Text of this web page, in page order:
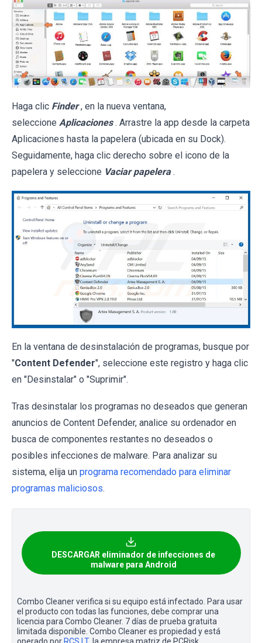
Haga clic Finder , en la nueva ventana,
seleccione Aplicaciones . Arrastre la app desde la carpeta
Aplicaciones hasta la papelera (ubicada en su Dock).
Seguidamente, haga clic derecho sobre el icono de la
papelera y seleccione Vaciar papelera .
En la ventana de desinstalación de programas, busque por
"Content Defender", seleccione este registro y haga clic
en "Desinstalar" o "Suprimir".
Tras desinstalar los programas no deseados que generan
anuncios de Content Defender, analice su ordenador en
busca de componentes restantes no deseados o
posibles infecciones de malware. Para analizar su
sistema, elija un programa recomendado para eliminar
programas maliciosos.
DESCARGAR eliminador de infecciones de
malware para Android
Combo Cleaner verifica si su equipo está infectado. Para usar
el producto con todas las funciones, debe comprar una
licencia para Combo Cleaner. 7 días de prueba gratuita
limitada disponible. Combo Cleaner es propiedad y está